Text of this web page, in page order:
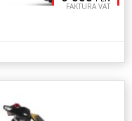
FAKTURA VAT